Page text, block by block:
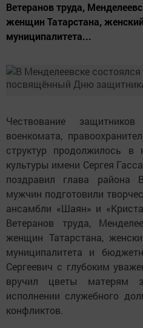
Ветеранов труда,
женщин Татарстана,
муниципалитета...
Чествование
военкомата,
структур продолжилось в
культуры имени Сергея
поздравил глава района
мужчин подготовили
ансамбли «Шаян» и
Ветеранов труда,
женщин Татарстана,
муниципалитета и
Сергеевич с глубоким
вручил цветы матерям
исполнении служебного
конфликтов.